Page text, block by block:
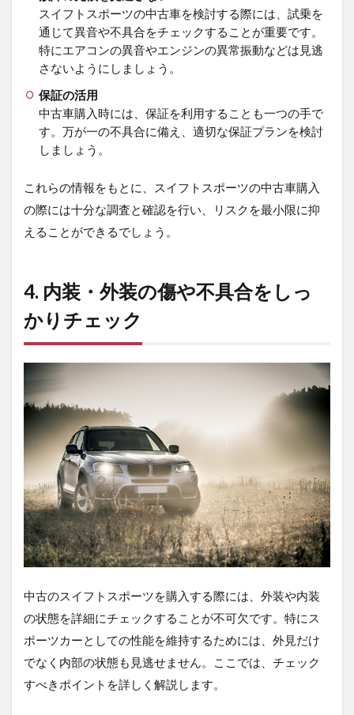
中古
のス
イフ
トス
ポー
お得
に購
入す
るた
めの
ミン
いつ
です
スイフトスポーツの中古車を検討する際には、試乗を
通じて異音や不具合をチェックすることが重要です。
特にエアコンの異音やエンジンの異常振動などは見逃
さないようにしましょう。
保証の活用
中古車購入時には、保証を利用することも一つの手で
す。万が一の不具合に備え、適切な保証プランを検討
しましょう。
これらの情報をもとに、スイフトスポーツの中古車購入
の際には十分な調査と確認を行い、リスクを最小限に抑
えることができるでしょう。
4. 内装・外装の傷や不具合をしっ
かりチェック
中古のスイフトスポーツを購入する際には、外装や内装
の状態を詳細にチェックすることが不可欠です。特にス
ポーツカーとしての性能を維持するためには、外見だけ
でなく内部の状態も見逃せません。ここでは、チェック
すべきポイントを詳しく解説します。